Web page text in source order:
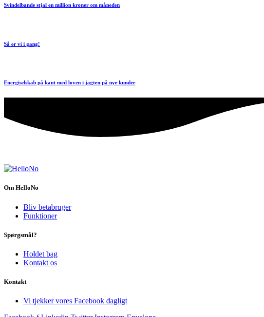
Svindelbande stjal en million kroner om måneden
Så er vi i gang!
Energiselskab på kant med loven i jagten på nye kunder
Om HelloNo
Bliv betabruger
Funktioner
Spørgsmål?
Holdet bag
Kontakt os
Kontakt
Vi tjekker vores Facebook dagligt